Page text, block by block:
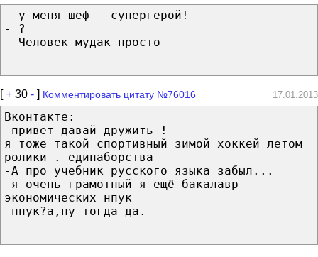
- у меня шеф - супергерой!
- ?
- Человек-мудак просто
[+ 30 - ] Комментировать цитату №76016 17.01.2013
Вконтакте:
-привет давай дружить !
я тоже такой спортивный зимой хоккей летом
ролики . единаборства
-А про учебник русского языка забыл...
-я очень грамотный я ещё бакалавр
экономических нпук
-нпук?а,ну тогда да.